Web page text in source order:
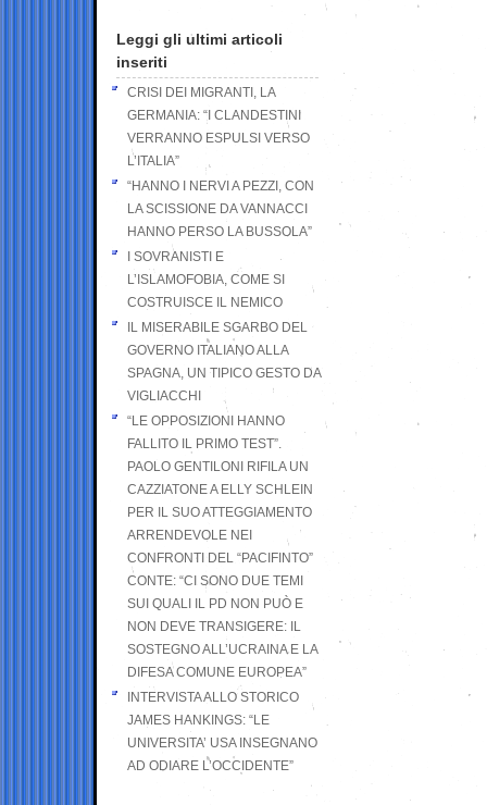
Leggi gli ultimi articoli
inseriti
CRISI DEI MIGRANTI, LA
GERMANIA: “I CLANDESTINI
VERRANNO ESPULSI VERSO
L’ITALIA”
“HANNO I NERVI A PEZZI, CON
LA SCISSIONE DA VANNACCI
HANNO PERSO LA BUSSOLA”
I SOVRANISTI E
L’ISLAMOFOBIA, COME SI
COSTRUISCE IL NEMICO
IL MISERABILE SGARBO DEL
GOVERNO ITALIANO ALLA
SPAGNA, UN TIPICO GESTO DA
VIGLIACCHI
“LE OPPOSIZIONI HANNO
FALLITO IL PRIMO TEST”.
PAOLO GENTILONI RIFILA UN
CAZZIATONE A ELLY SCHLEIN
PER IL SUO ATTEGGIAMENTO
ARRENDEVOLE NEI
CONFRONTI DEL “PACIFINTO”
CONTE: “CI SONO DUE TEMI
SUI QUALI IL PD NON PUÒ E
NON DEVE TRANSIGERE: IL
SOSTEGNO ALL’UCRAINA E LA
DIFESA COMUNE EUROPEA”
INTERVISTA ALLO STORICO
JAMES HANKINGS: “LE
UNIVERSITA’ USA INSEGNANO
AD ODIARE L’OCCIDENTE”